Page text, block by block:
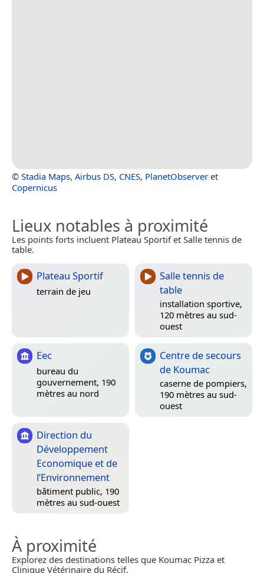
© Stadia Maps, Airbus DS, CNES, PlanetObserver et
Copernicus
Lieux notables à proximité
Les points forts incluent Plateau Sportif et Salle tennis de
table.
Plateau Sportif
terrain de jeu
Salle tennis de
table
installation sportive,
120 mètres au sud-
ouest
Eec
bureau du
gouvernement, 190
mètres au nord
Centre de secours
de Koumac
caserne de pompiers,
190 mètres au sud-
ouest
Direction du
Développement
Economique et de
l’Environnement
bâtiment public, 190
mètres au sud-ouest
À proximité
Explorez des destinations telles que Koumac Pizza et
Clinique Vétérinaire du Récif.